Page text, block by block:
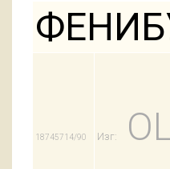
18745714/90 Изг: